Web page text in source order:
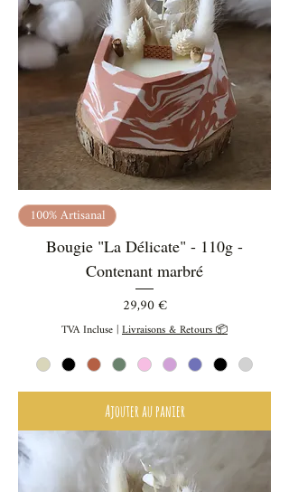
100% Artisanal
Bougie "La Délicate" - 110g -
Contenant marbré
Prix
29,90 €
TVA Incluse|Livraisons & Retours 📦
Ajouter au panier